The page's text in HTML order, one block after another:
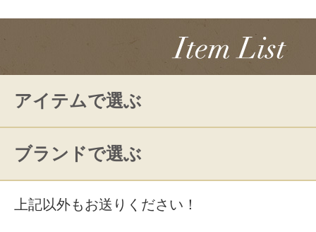
アイテムで選ぶ
ブランドで選ぶ
上記以外もお送りください！